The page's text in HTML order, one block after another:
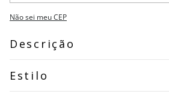
Não sei meu CEP
Descrição
Estilo